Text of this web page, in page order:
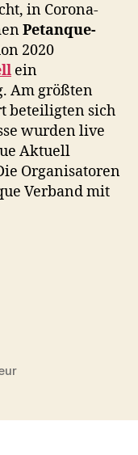
in Corona-
Petanque-
2020
ein
Am größten
beteiligten sich
wurden live
Aktuell
Organisatoren
Verband mit